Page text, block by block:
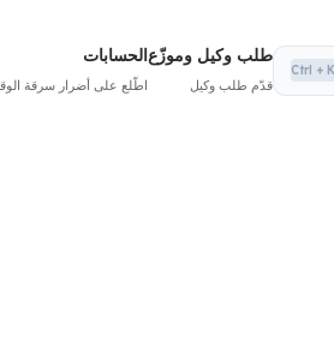
طلب وكيل وموزّع
قدّم طلب وكيل
الحسابات
اطّلع على أضرار سرقة الوقود لديك